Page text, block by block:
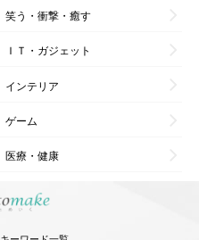
笑う・衝撃・癒す
ＩＴ・ガジェット
インテリア
ゲーム
医療・健康